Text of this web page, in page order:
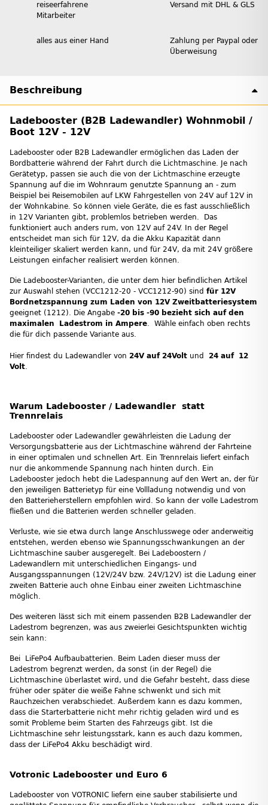
reiseerfahrene
Mitarbeiter
Versand mit DHL & GLS
alles aus einer Hand
Zahlung per Paypal oder
Überweisung
Beschreibung
Ladebooster (B2B Ladewandler) Wohnmobil /
Boot 12V - 12V
Ladebooster oder B2B Ladewandler ermöglichen das Laden der
Bordbatterie während der Fahrt durch die Lichtmaschine. Je nach
Gerätetyp, passen sie auch die von der Lichtmaschine erzeugte
Spannung auf die im Wohnraum genutzte Spannung an - zum
Beispiel bei Reisemobilen auf LKW Fahrgestellen von 24V auf 12V in
der Wohnkabine. So können viele Geräte, die es fast ausschließlich
in 12V Varianten gibt, problemlos betrieben werden. Das
funktioniert auch anders rum, von 12V auf 24V. In der Regel
entscheidet man sich für 12V, da die Akku Kapazität dann
kleinteiliger skaliert werden kann, und für 24V, da mit 24V größere
Leistungen einfacher realisiert werden können.
Die Ladebooster-Varianten, die unter dem hier befindlichen Artikel
zur Auswahl stehen (VCC1212-20 - VCC1212-90) sind für 12V
Bordnetzspannung zum Laden von 12V Zweitbatteriesystem
geeignet (1212). Die Angabe -20 bis -90 bezieht sich auf den
maximalen Ladestrom in Ampere. Wähle einfach oben rechts
die für dich passende Variante aus.
Hier findest du Ladewandler von 24V auf 24Volt und
24 auf 12
Volt.
Warum Ladebooster / Ladewandler statt
Trennrelais
Ladebooster oder Ladewandler gewährleisten die Ladung der
Versorgungsbatterie aus der Lichtmaschine während der Fahrteine
in einer optimalen und schnellen Art. Ein Trennrelais liefert einfach
nur die ankommende Spannung nach hinten durch. Ein
Ladebooster jedoch hebt die Ladespannung auf den Wert an, der für
den jeweiligen Batterietyp für eine Vollladung notwendig und von
den Batterieherstellern empfohlen wird. So kann der volle Ladestrom
fließen und die Batterien werden schneller geladen.
Verluste, wie sie etwa durch lange Anschlusswege oder anderweitig
entstehen, werden ebenso wie Spannungsschwankungen an der
Lichtmaschine sauber ausgeregelt. Bei Ladeboostern /
Ladewandlern mit unterschiedlichen Eingangs- und
Ausgangsspannungen (12V/24V bzw. 24V/12V) ist die Ladung einer
zweiten Batterie auch ohne Einbau einer zweiten Lichtmaschine
möglich.
Des weiteren lässt sich mit einem passenden B2B Ladewandler der
Ladestrom begrenzen, was aus zweierlei Gesichtspunkten wichtig
sein kann:
Bei LiFePo4 Aufbaubatterien. Beim Laden dieser muss der
Ladestrom begrenzt werden, da sonst (in der Regel) die
Lichtmaschine überlastet wird, und die Gefahr besteht, dass diese
früher oder später die weiße Fahne schwenkt und sich mit
Rauchzeichen verabschiedet. Außerdem kann es dazu kommen,
dass die Starterbatterie nicht mehr richtig geladen wird und es
somit Probleme beim Starten des Fahrzeugs gibt. Ist die
Lichtmaschine sehr leistungsstark, kann es auch dazu kommen,
dass der LiFePo4 Akku beschädigt wird.
Votronic Ladebooster und Euro 6
Ladebooster von VOTRONIC liefern eine sauber stabilisierte und